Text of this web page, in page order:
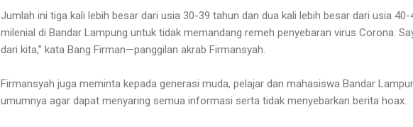
Jumlah ini tiga kali lebih besar dari usia 30-39 tahun dan dua kali lebih besar dari usia 40-
milenial di Bandar Lampung untuk tidak memandang remeh penyebaran virus Corona.
dari kita,” kata Bang Firman—panggilan akrab Firmansyah.
Firmansyah juga meminta kepada generasi muda, pelajar dan mahasiswa Bandar
umumnya agar dapat menyaring semua informasi serta tidak menyebarkan berita hoax.